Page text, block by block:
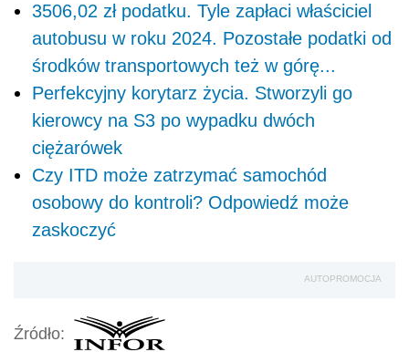
3506,02 zł podatku. Tyle zapłaci właściciel
autobusu w roku 2024. Pozostałe podatki od
środków transportowych też w górę...
Perfekcyjny korytarz życia. Stworzyli go
kierowcy na S3 po wypadku dwóch
ciężarówek
Czy ITD może zatrzymać samochód
osobowy do kontroli? Odpowiedź może
zaskoczyć
AUTOPROMOCJA
Źródło: